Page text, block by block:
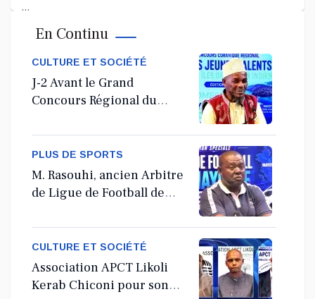
...
Jul 11, 2026
En Continu
CULTURE ET SOCIÉTÉ
J-2 Avant le Grand
Concours Régional du
PLUS DE SPORTS
M. Rasouhi, ancien Arbitre
de Ligue de Football de
CULTURE ET SOCIÉTÉ
Association APCT Likoli
Kerab Chiconi pour son